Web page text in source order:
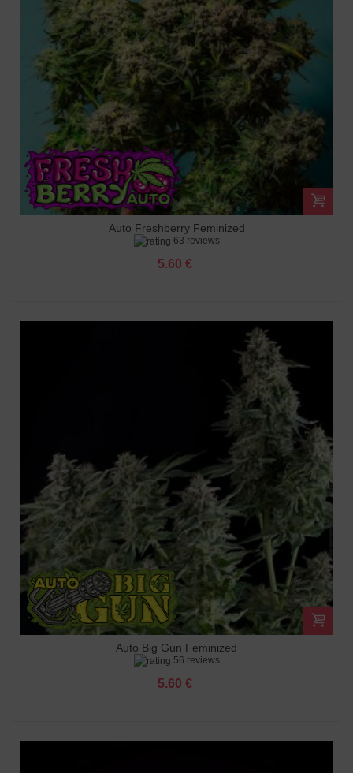
Auto Freshberry Feminized
63 reviews
5.60 €
Auto Big Gun Feminized
56 reviews
5.60 €